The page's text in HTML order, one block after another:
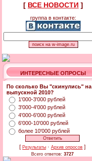
[ ВСЕ НОВОСТИ ]
группа в контакте:
ИНТЕРЕСНЫЕ ОПРОСЫ
По сколько Вы "скинулись" на
выпускной 2010?
1'000-3'000 рублей
3'000-4'000 рублей
4'000-6'000 рублей
6'000-10'000 рублей
более 10'000 рублей
[ Результаты · Архив опросов ]
Всего ответов: 3727